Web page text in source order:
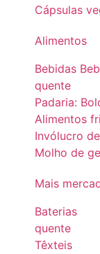
Cápsulas
Alimentos
Bebidas
quente
Padaria:
Alimentos
Invólucro
Molho de
Mais
Baterias
quente
Têxteis